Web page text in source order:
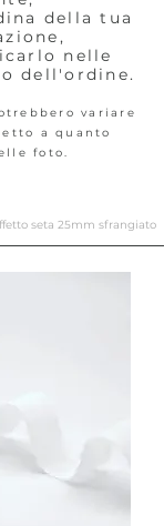
della tua
nelle
dell'ordine.
variare
a quanto
foto.
seta 25mm sfrangiato